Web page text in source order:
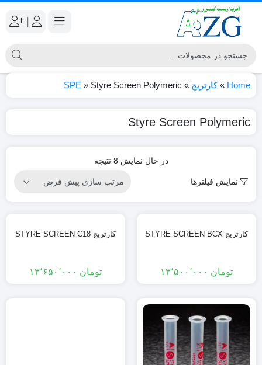
|
Home
»کارتریج »
SPE » Styre Screen Polymeric
Styre Screen Polymeric
در حال نمایش 8 نتیجه
نمایش فیلترها
کارتریج STYRE SCREEN BCX
تومان
کارتریج STYRE SCREEN C18
تومان